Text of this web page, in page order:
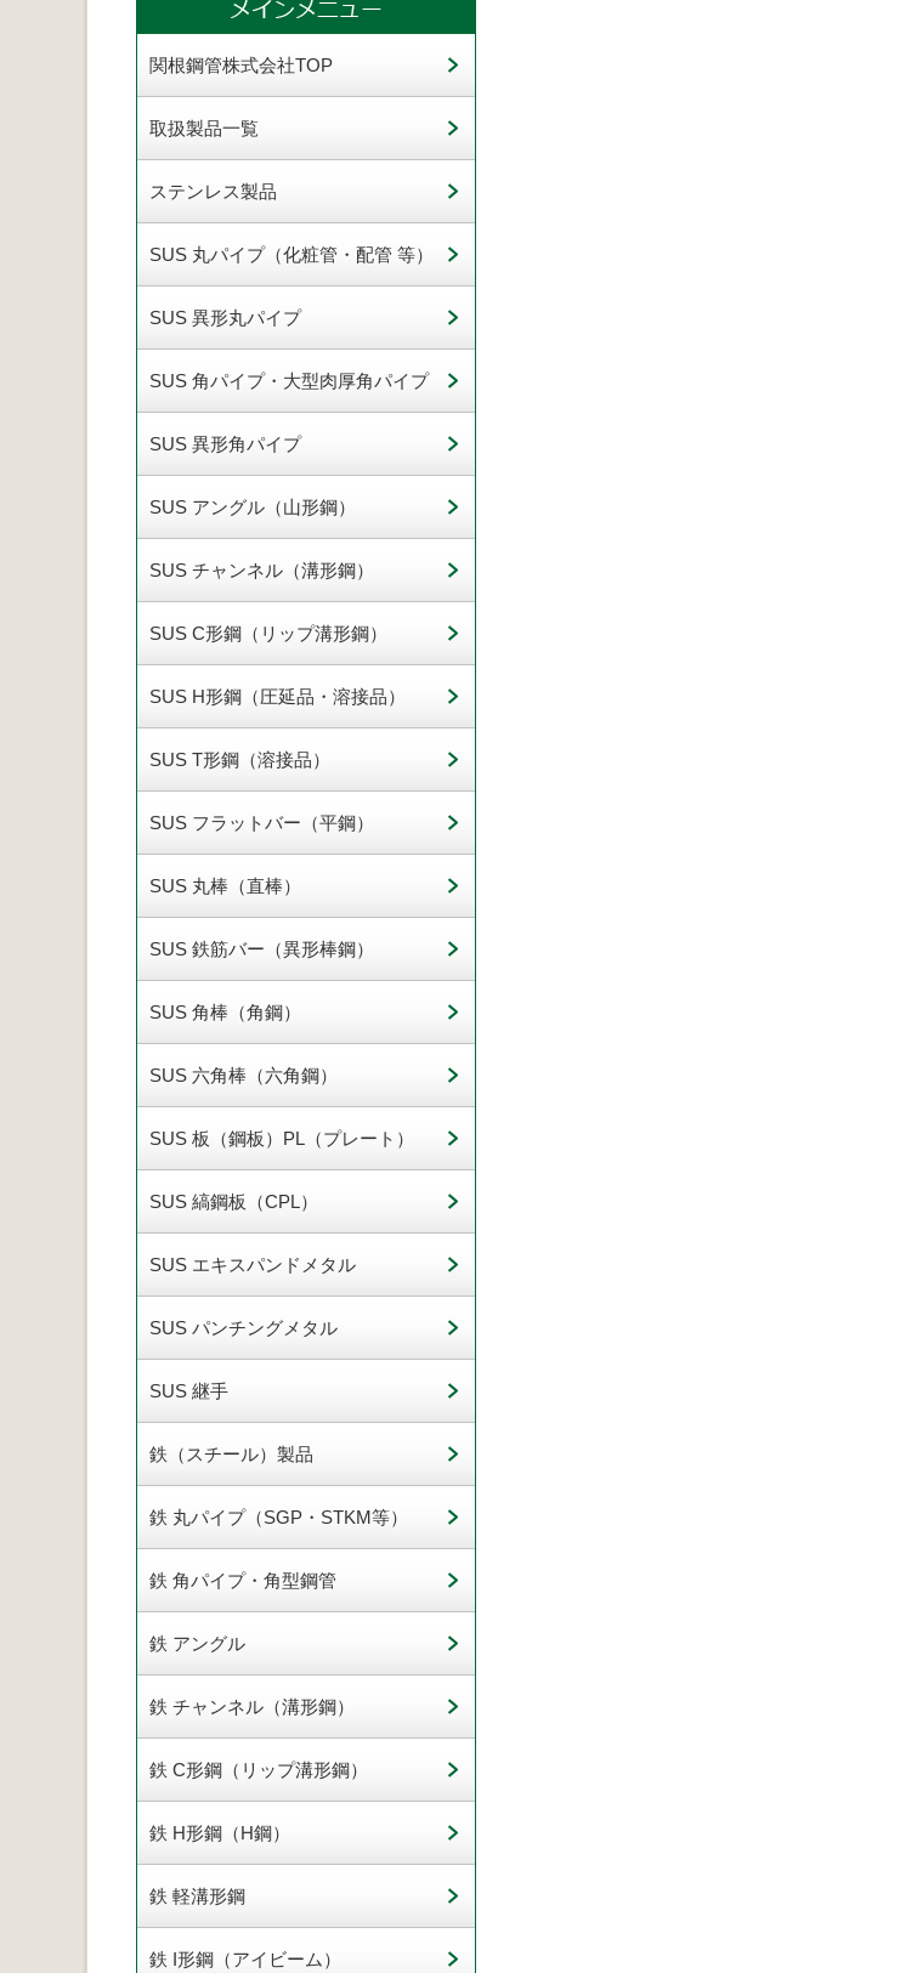
関根鋼管株式会社TOP
取扱製品一覧
ステンレス製品
SUS 丸パイプ（化粧管・配管 等）
SUS 異形丸パイプ
SUS 角パイプ・大型肉厚角パイプ
SUS 異形角パイプ
SUS アングル（山形鋼）
SUS チャンネル（溝形鋼）
SUS C形鋼（リップ溝形鋼）
SUS H形鋼（圧延品・溶接品）
SUS T形鋼（溶接品）
SUS フラットバー（平鋼）
SUS 丸棒（直棒）
SUS 鉄筋バー（異形棒鋼）
SUS 角棒（角鋼）
SUS 六角棒（六角鋼）
SUS 板（鋼板）PL（プレート）
SUS 縞鋼板（CPL）
SUS エキスパンドメタル
SUS パンチングメタル
SUS 継手
鉄（スチール）製品
鉄 丸パイプ（SGP・STKM等）
鉄 角パイプ・角型鋼管
鉄 アングル
鉄 チャンネル（溝形鋼）
鉄 C形鋼（リップ溝形鋼）
鉄 H形鋼（H鋼）
鉄 軽溝形鋼
鉄 I形鋼（アイビーム）